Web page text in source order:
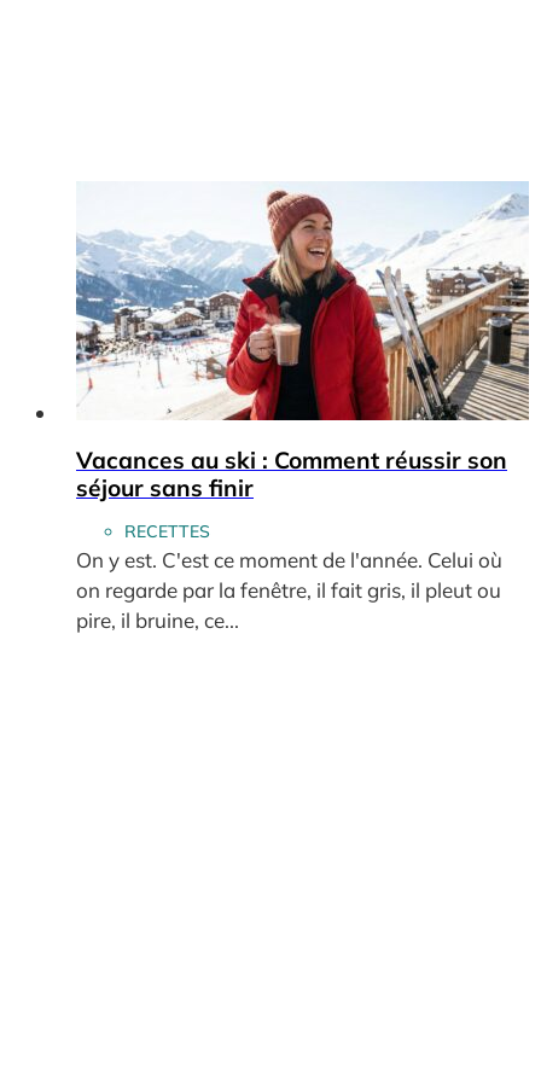
Vacances au ski : Comment réussir son
séjour sans finir
RECETTES
On y est. C'est ce moment de l'année. Celui où
on regarde par la fenêtre, il fait gris, il pleut ou
pire, il bruine, ce...